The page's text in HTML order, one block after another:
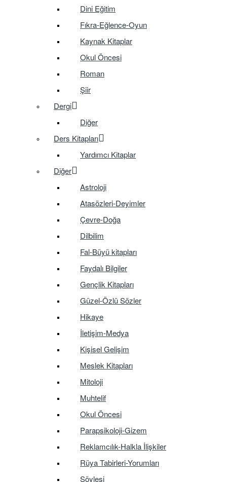
Dini Eğitim
Fıkra-Eğlence-Oyun
Kaynak Kitaplar
Okul Öncesi
Roman
Şiir
Dergi
Diğer
Ders Kitapları
Yardımcı Kitaplar
Diğer
Astroloji
Atasözleri-Deyimler
Çevre-Doğa
Dilbilim
Fal-Büyü kitapları
Faydalı Bilgiler
Gençlik Kitapları
Güzel-Özlü Sözler
Hikaye
İletişim-Medya
Kişisel Gelişim
Meslek Kitapları
Mitoloji
Muhtelif
Okul Öncesi
Parapsikoloji-Gizem
Reklamcılık-Halkla İlişkiler
Rüya Tabirleri-Yorumları
Söyleşi